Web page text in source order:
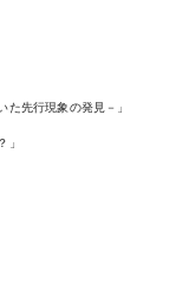
た先行現象の発見－」
」